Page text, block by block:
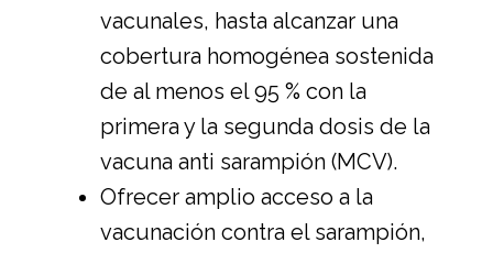
vacunales, hasta alcanzar una
cobertura homogénea sostenida
de al menos el 95 % con la
primera y la segunda dosis de la
vacuna anti sarampión (MCV).
Ofrecer amplio acceso a la
vacunación contra el sarampión,